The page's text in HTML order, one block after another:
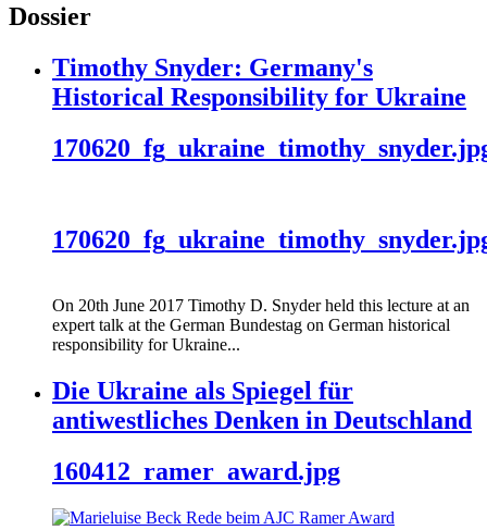
Dossier
Timothy Snyder: Germany's
Historical Responsibility for Ukraine
On 20th June 2017 Timothy D. Snyder held this lecture at an
expert talk at the German Bundestag on German historical
responsibility for Ukraine...
Die Ukraine als Spiegel für
antiwestliches Denken in Deutschland
160412_ramer_award.jpg